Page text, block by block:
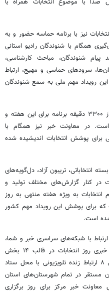
نیز با برنامه حماسه حضور و به
تا پایان رأی‌گیری همگام با شنوندگان رادیو استانی
شنوندگان، مباحث کارشناسی،
سرودهای حماسی و مهیج، ارتباط
این رویداد مهم ملی به سمع شنوندگان
وی افزود: معاونت صدا در مجموع بیش از ۳۳۰۰ دقیقه برنامه برای این هفته و
در معاونت خبر نیز همگام با
برای پوشش انتخابات اندیشیده شده
انتخاباتی، تریبون آزاد، دل‌گویه‌های
در کنار گزارش‌های مختلف تولید و
انتخابات به ویژه هفته منتهی به روز
۲۹ اردیبهشت است که برای پوشش این رویداد مهم کشور
است.
صفری افزود: همچنین برقراری حداقل ۴ ارتباط با شبکه‌های سراسری خبر و شما،
دو ارتباط رادیویی با شبکه پیام، پوشش خبری روز انتخابات در قالب ۱۴ بخش
خبری رادیویی و تلویزیونی، برقراری حداقل ۸ ارتباط زنده تلویزیونی با محل ستاد
مستقر در تمام شهرستان‌های استان
پیش‌بینی معاونت خبر مرکز برای روز برگزاری